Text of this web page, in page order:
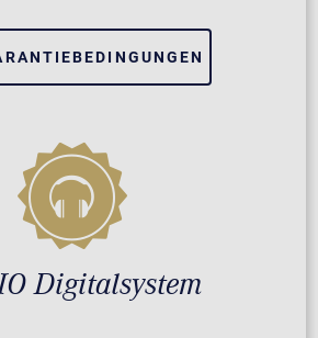
Digitalsystem